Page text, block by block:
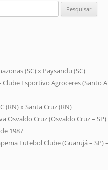
(SC) x Paysandu (SC)
Clube Esportivo Agroceres (Santo
(RN) x Santa Cruz (RN)
Osvaldo Cruz (Osvaldo Cruz – SP)
1987
Futebol Clube (Guarujá – SP)